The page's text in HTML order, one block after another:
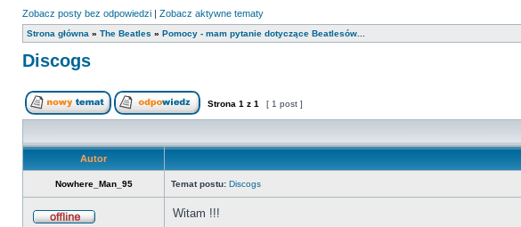
Zobacz posty bez odpowiedzi | Zobacz aktywne tematy
Strona główna » The Beatles » Pomocy - mam pytanie dotyczące Beatlesów...
Discogs
Strona 1 z 1 [ 1 post ]
Autor
Nowhere_Man_95 Temat postu: Discogs
Witam !!!